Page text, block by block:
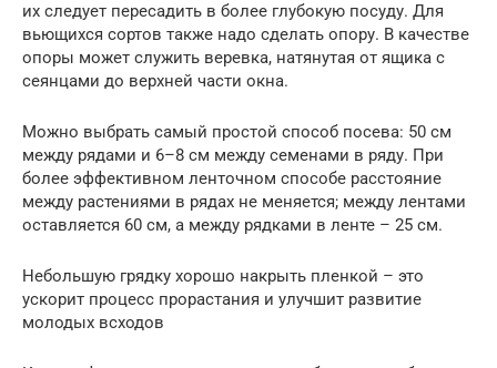
их следует пересадить в более глубокую посуду. Для
вьющихся сортов также надо сделать опору. В качестве
опоры может служить веревка, натянутая от ящика с
сеянцами до верхней части окна.
Можно выбрать самый простой способ посева: 50 см
между рядами и 6–8 см между семенами в ряду. При
более эффективном ленточном способе расстояние
между растениями в рядах не меняется; между лентами
оставляется 60 см, а между рядками в ленте – 25 см.
Небольшую грядку хорошо накрыть пленкой – это
ускорит процесс прорастания и улучшит развитие
молодых всходов